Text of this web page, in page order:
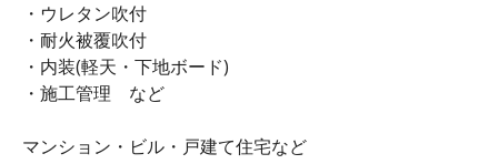
・ウレタン吹付
・耐火被覆吹付
・内装(軽天・下地ボード)
・施工管理 など
マンション・ビル・戸建て住宅など